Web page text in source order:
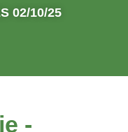
02/10/25
-